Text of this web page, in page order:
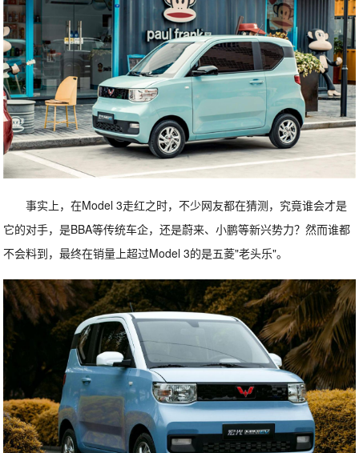
事实上，在Model 3走红之时，不少网友都在猜测，究竟谁会才是
它的对手，是BBA等传统车企，还是蔚来、小鹏等新兴势力？然而谁都
不会料到，最终在销量上超过Model 3的是五菱"老头乐"。